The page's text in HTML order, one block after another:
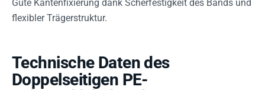
Gute Kantenfixierung dank Scherfestigkeit des Bands und
flexibler Trägerstruktur.
Technische Daten des
Doppelseitigen PE-